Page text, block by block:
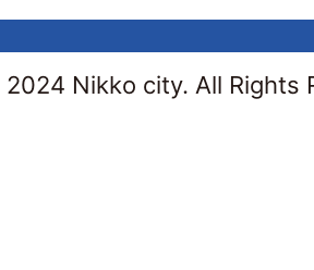
Nikko city. All Rights